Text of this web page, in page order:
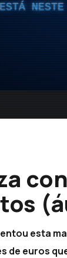
esta
de euros